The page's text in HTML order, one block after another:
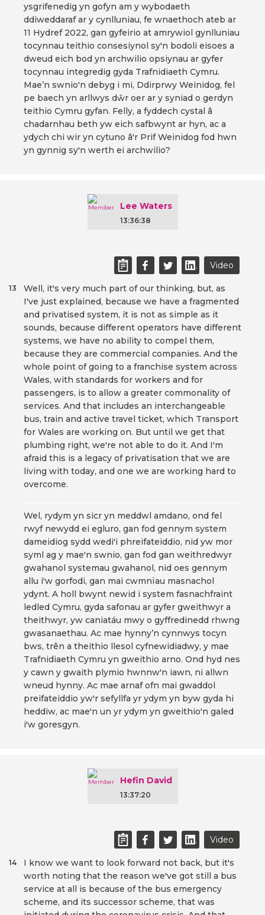
ysgrifenedig yn gofyn am y wybodaeth
ddiweddaraf ar y cynlluniau, fe wnaethoch ateb ar
11 Hydref 2022, gan gyfeirio at amrywiol gynlluniau
tocynnau teithio consesiynol sy'n bodoli eisoes a
dweud eich bod yn archwilio opsiynau ar gyfer
tocynnau integredig gyda Trafnidiaeth Cymru.
Mae’n swnio'n debyg i mi, Ddirprwy Weinidog, fel
pe baech yn arllwys dŵr oer ar y syniad o gerdyn
teithio Cymru gyfan. Felly, a fyddech cystal â
chadarnhau beth yw eich safbwynt ar hyn, ac a
ydych chi wir yn cytuno â'r Prif Weinidog fod hwn
yn gynnig sy'n werth ei archwilio?
Lee Waters
13:36:38
Video
Well, it's very much part of our thinking, but, as
I've just explained, because we have a fragmented
and privatised system, it is not as simple as it
sounds, because different operators have different
systems, we have no ability to compel them,
because they are commercial companies. And the
whole point of going to a franchise system across
Wales, with standards for workers and for
passengers, is to allow a greater commonality of
services. And that includes an interchangeable
bus, train and active travel ticket, which Transport
for Wales are working on. But until we get that
plumbing right, we're not able to do it. And I'm
afraid this is a legacy of privatisation that we are
living with today, and one we are working hard to
overcome.
13
Wel, rydym yn sicr yn meddwl amdano, ond fel
rwyf newydd ei egluro, gan fod gennym system
dameidiog sydd wedi'i phreifateiddio, nid yw mor
syml ag y mae'n swnio, gan fod gan weithredwyr
gwahanol systemau gwahanol, nid oes gennym
allu i'w gorfodi, gan mai cwmnïau masnachol
ydynt. A holl bwynt newid i system fasnachfraint
ledled Cymru, gyda safonau ar gyfer gweithwyr a
theithwyr, yw caniatáu mwy o gyffredinedd rhwng
gwasanaethau. Ac mae hynny’n cynnwys tocyn
bws, trên a theithio llesol cyfnewidiadwy, y mae
Trafnidiaeth Cymru yn gweithio arno. Ond hyd nes
y cawn y gwaith plymio hwnnw'n iawn, ni allwn
wneud hynny. Ac mae arnaf ofn mai gwaddol
preifateiddio yw'r sefyllfa yr ydym yn byw gyda hi
heddiw, ac mae'n un yr ydym yn gweithio'n galed
i'w goresgyn.
Hefin David
13:37:20
Video
I know we want to look forward not back, but it's
worth noting that the reason we've got still a bus
service at all is because of the bus emergency
scheme, and its successor scheme, that was
14